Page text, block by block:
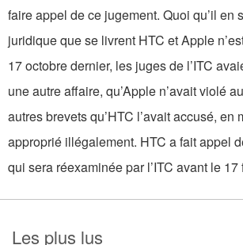
faire appel de ce jugement. Quoi qu’il en
juridique que se livrent HTC et Apple
17 octobre dernier, les juges de l’ITC
une autre affaire, qu’Apple n’avait violé
autres brevets qu’HTC l’avait accusé, en
approprié illégalement. HTC a fait appel
qui sera réexaminée par l’ITC avant le 17
Les plus lus